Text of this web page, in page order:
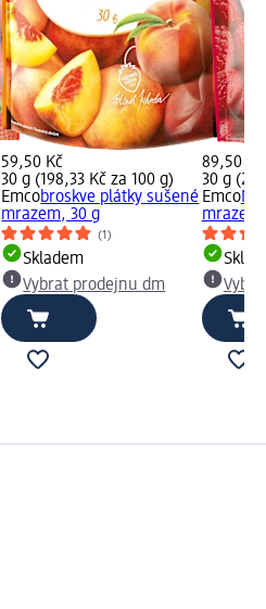
59,50 Kč
30 g (198,33 Kč za 100 g)
Emcobroskve plátky sušené
mrazem, 30 g
(1)
Skladem
Vybrat prodejnu dm
89,50 Kč
30 g
Emco